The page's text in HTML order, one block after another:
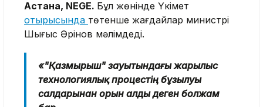
Астана, NEGE. Бұл жөнінде Үкімет
отырысында төтенше жағдайлар министрі
Шыңғыс Әрінов мәлімдеді.
«"Қазмырыш" зауытындағы жарылыс
технологиялық процестің бұзылуы
салдарынан орын алды деген болжам